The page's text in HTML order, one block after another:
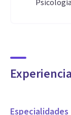
Experiencia
Especialidades